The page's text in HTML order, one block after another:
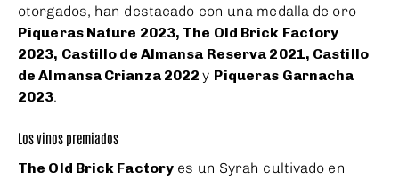
otorgados, han destacado con una medalla de oro
Piqueras Nature 2023, The Old Brick Factory
2023, Castillo de Almansa Reserva 2021, Castillo
de Almansa Crianza 2022y Piqueras Garnacha
2023.
Los vinos premiados
The Old Brick Factory es un Syrah cultivado en